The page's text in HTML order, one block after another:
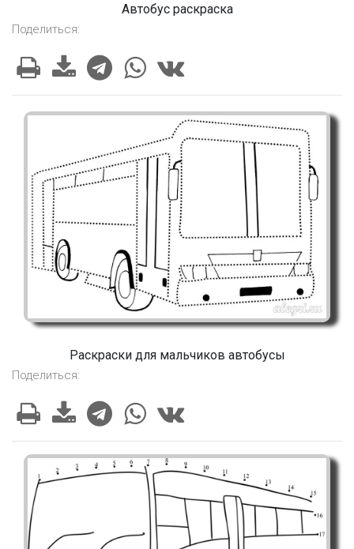
Автобус раскраска
Поделиться:
Раскраски для мальчиков автобусы
Поделиться: